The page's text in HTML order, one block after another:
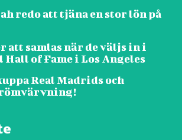
redo att tjäna en stor lön på
att samlas när de väljs in i
Hall of Fame i Los Angeles
Real Madrids och